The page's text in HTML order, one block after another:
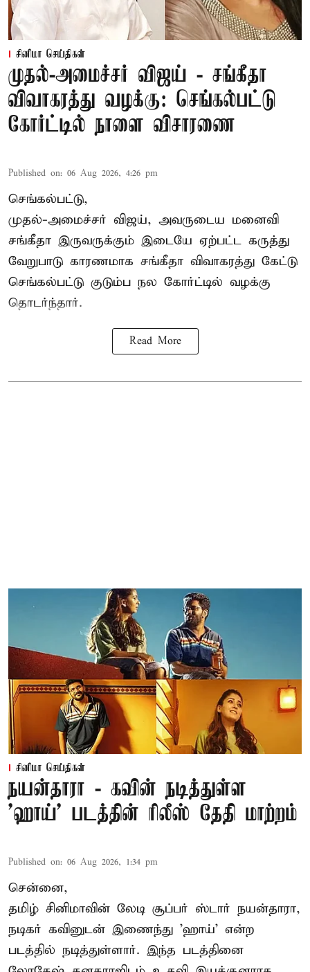
சினிமா செய்திகள்
முதல்-அமைச்சர் விஜய் - சங்கீதா
விவாகரத்து வழக்கு: செங்கல்பட்டு
கோர்ட்டில் நாளை விசாரணை
Published on: 06 Aug 2026, 4:26 pm
செங்கல்பட்டு,
முதல்-அமைச்சர் விஜய், அவருடைய மனைவி
சங்கீதா இருவருக்கும் இடையே ஏற்பட்ட கருத்து
வேறுபாடு காரணமாக சங்கீதா விவாகரத்து கேட்டு
செங்கல்பட்டு குடும்ப நல கோர்ட்டில் வழக்கு
தொடர்ந்தார்.
Read More
சினிமா செய்திகள்
நயன்தாரா - கவின் நடித்துள்ள
'ஹாய்' படத்தின் ரிலீஸ் தேதி மாற்றம்
Published on: 06 Aug 2026, 1:34 pm
சென்னை,
தமிழ் சினிமாவின் லேடி சூப்பர் ஸ்டார் நயன்தாரா,
நடிகர் கவினுடன் இணைந்து 'ஹாய்' என்ற
படத்தில் நடித்துள்ளார். இந்த படத்தினை